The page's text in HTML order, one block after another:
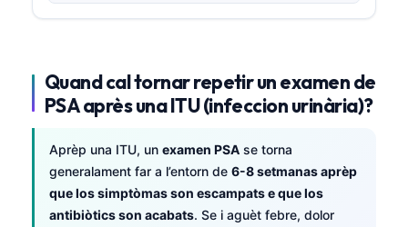
Quand cal tornar repetir un examen de
PSA après una ITU (infeccion urinària)?
Aprèp una ITU, un examen PSA se torna
generalament far a l’entorn de 6-8 setmanas aprèp
que los simptòmas son escampats e que los
antibiòtics son acabats. Se i aguèt febre, dolor